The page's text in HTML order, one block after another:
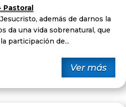
Pastoral
además de darnos la
da una vida sobrenatural, que
participación de...
Ver más